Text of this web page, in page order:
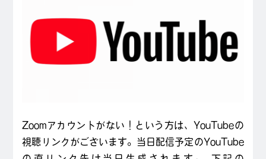
Zoomアカウントがない！という方は、YouTubeの
視聴リンクがございます。当日配信予定のYouTube